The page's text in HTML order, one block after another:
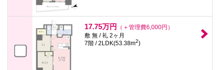
17.75万円
（＋管理費6,000円）
敷 無 / 礼 2ヶ月
7階 / 2LDK(53.38m2)